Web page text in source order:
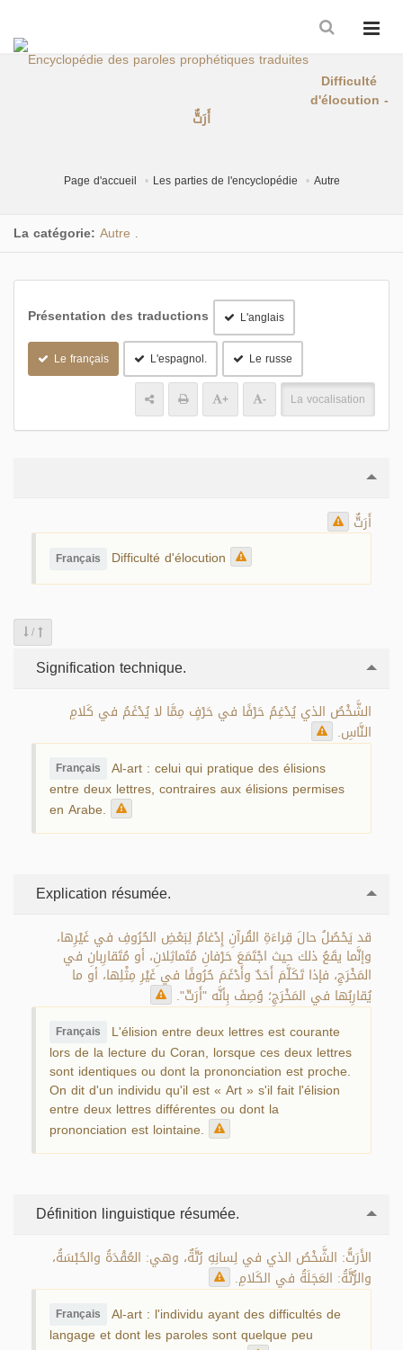
Difficulté
d'élocution -
أَرَتٌّ
Page d'accueil Les parties de l'encyclopédie Autre
La catégorie: Autre
Présentation des traductions L'anglais
Le français L'espagnol. Le russe
+ - La vocalisation
أَرَتٌّ
Français Difficulté d'élocution
/
Signification technique.
الشَّخْصُ الذي يُدْغِمُ حَرْفًا في حَرْفٍ مِمَّا لا يُدْغَمُ في كَلامِ
النَّاسِ.
Français Al-art : celui qui pratique des élisions
entre deux lettres, contraires aux élisions permises
en Arabe.
Explication résumée.
قد يَحْصُلُ حالَ قِراءَةِ القُرآنِ إِدْغامٌ لِبَعْضِ الحُرُوفِ في غَيْرِها،
وإنَّما يقَعُ ذلك حيث اجْتَمَعَ حَرْفانِ مُتَماثِلانِ، أو مُتَقارِبانِ في
المَخْرَجِ، فإذا تَكَلَّمَ أَحَدٌ وأَدْغَمَ حُرُوفًا في غَيْرِ مِثْلِها، أو ما
يُقارِبُها في المَخْرَجِ؛ وُصِفَ بِأنَّه "أَرَتّ".
Français
L'élision entre deux lettres est courante
lors de la lecture du Coran, lorsque ces deux lettres
sont identiques ou dont la prononciation est proche.
On dit d'un individu qu'il est « Art » s'il fait l'élision
entre deux lettres différentes ou dont la
prononciation est lointaine.
Définition linguistique résumée.
الأَرَتُّ: الشَّخْصُ الذي في لِسانِهِ رُتَّةٌ، وهي: العُقْدَةُ والحُبْسَةُ،
والرُّتَّةُ: العَجَلَةُ في الكَلامِ.
Français Al-art : l'individu ayant des difficultés de
langage et dont les paroles sont quelque peu